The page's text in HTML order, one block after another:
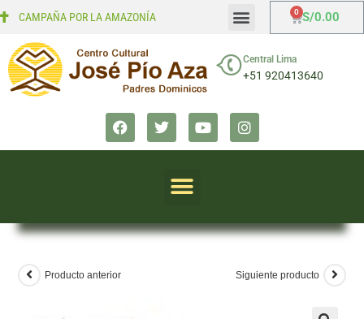
CAMPAÑA POR LA AMAZONÍA S/0.00
Central Lima
+51 920413640
Producto anterior Siguiente producto